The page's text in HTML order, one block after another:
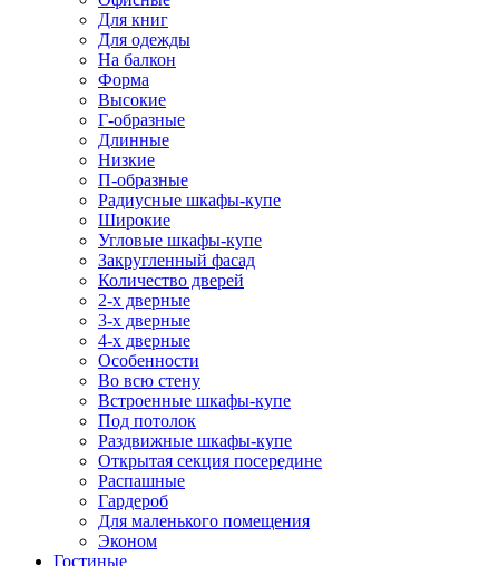
Для книг
Для одежды
На балкон
Форма
Высокие
Г-образные
Длинные
Низкие
П-образные
Радиусные шкафы-купе
Широкие
Угловые шкафы-купе
Закругленный фасад
Количество дверей
2-х дверные
3-х дверные
4-х дверные
Особенности
Во всю стену
Встроенные шкафы-купе
Под потолок
Раздвижные шкафы-купе
Открытая секция посередине
Распашные
Гардероб
Для маленького помещения
Эконом
Гостиные